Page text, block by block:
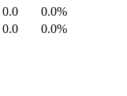
0.0
0.0%
0.0
0.0%